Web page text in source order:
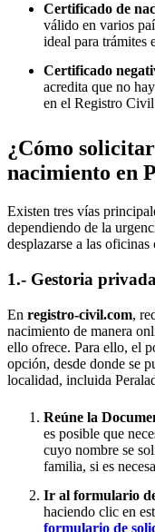
Certificado de
válido en varios
ideal para trámites
Certificado
acredita que no
en el Registro
¿Cómo
nacimiento en
Existen tres vías
dependiendo de la
desplazarse a las oficinas
1.- Gestoria
En registro-civil.com,
nacimiento de manera
ello ofrece. Para ello, el
opción, desde donde se
localidad, incluida
Reúne la
es posible que
cuyo nombre se
familia, si es
Ir al formulario
haciendo clic en
formulario de